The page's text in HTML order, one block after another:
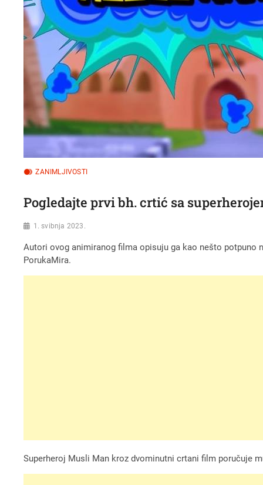
ZANIMLJIVOSTI
Pogledajte prvi bh. crtić sa
1. svibnja 2023.
Autori ovog animiranog filma opisuju ga kao nešto
PorukaMira.
Superheroj Musli Man kroz dvominutni crtani film poručuje